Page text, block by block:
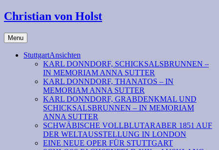
Christian von Holst
Menu
StuttgartAnsichten
KARL DONNDORF, SCHICKSALSBRUNNEN –
IN MEMORIAM ANNA SUTTER
KARL DONNDORF, THANATOS – IN
MEMORIAM ANNA SUTTER
KARL DONNDORF, GRABDENKMAL UND
SCHICKSALSBRUNNEN – IN MEMORIAM
ANNA SUTTER
SCHWÄBISCHE VOLLBLUTARABER 1851 AUF
DER WELTAUSSTELLUNG IN LONDON
EINE NEUE OPER FÜR STUTTGART